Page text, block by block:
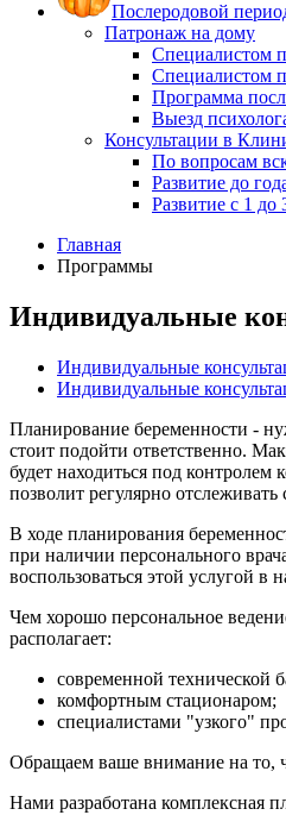
Послеродовой
Патронаж на дому
Специалистом
Специалистом
Программа
Выезд
Консультации в
По вопросам
Развитие до
Развитие с 1 до
Главная
Программы
Индивидуальные
Индивидуальные
Индивидуальные
Планирование беременности -
стоит подойти ответственно.
будет находиться под
позволит регулярно
В ходе планирования
при наличии персонального
воспользоваться этой услугой в
Чем хорошо персональное
располагает:
современной технической
комфортным стационаром;
специалистами "узкого"
Обращаем ваше внимание на то,
Нами разработана комплексная